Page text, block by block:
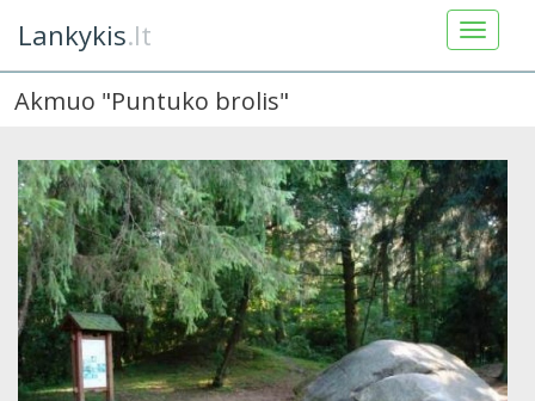
Lankykis.lt
Akmuo "Puntuko brolis"